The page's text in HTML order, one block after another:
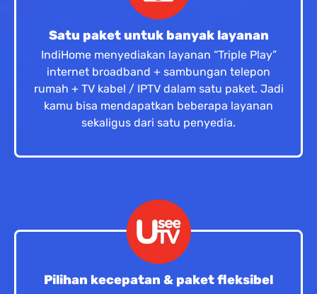
Satu paket untuk banyak layanan
IndiHome menyediakan layanan “Triple Play”
internet broadband + sambungan telepon
rumah + TV kabel / IPTV dalam satu paket. Jadi
kamu bisa mendapatkan beberapa layanan
sekaligus dari satu penyedia.
Pilihan kecepatan & paket fleksibel